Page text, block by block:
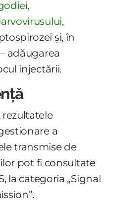
,
,
și, în
adăugarea
injectării.
a
transmise de
pot fi consultate
la categoria „Signal